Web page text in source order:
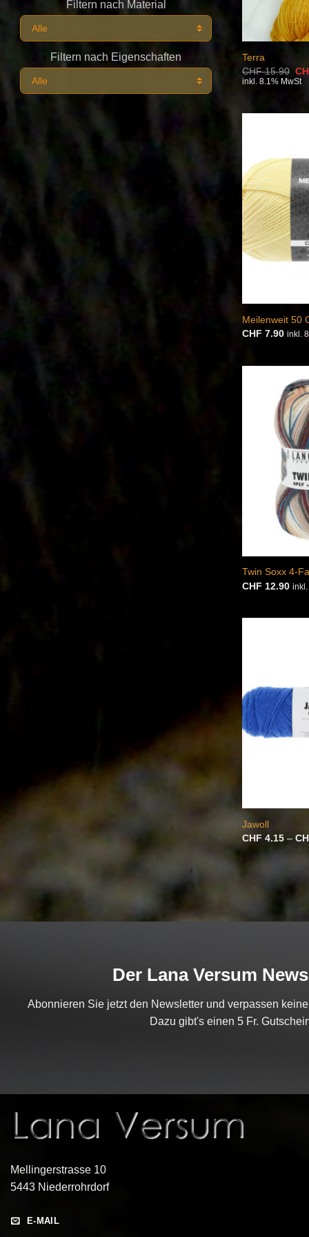
Filtern nach Material
Filtern nach Eigenschaften
Terra
CHF15.90
inkl. 8.1% MwSt
Meilenweit 50
CHF 7.90 inkl.
Twin Soxx 4-
CHF 12.90 inkl.
Jawoll
CHF 4.15 –
Der Lana Versum
Abonnieren Sie jetzt den Newsletter und verpassen
Dazu gibt's einen 5 Fr.
Mellingerstrasse 10
5443 Niederrohrdorf
E-MAIL